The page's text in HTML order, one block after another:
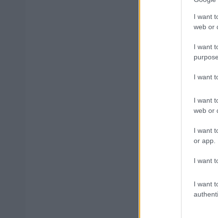
I want
web or
I want
I want
I want
web or
I want
or app.
I want
I want
e-ΕΦΚΑ: